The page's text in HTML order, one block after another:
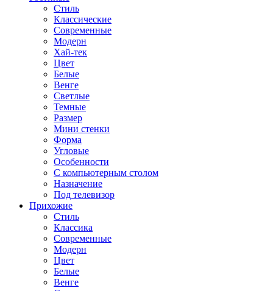
Стиль
Классические
Современные
Модерн
Хай-тек
Цвет
Белые
Венге
Светлые
Темные
Размер
Мини стенки
Форма
Угловые
Особенности
С компьютерным столом
Назначение
Под телевизор
Прихожие
Стиль
Классика
Современные
Модерн
Цвет
Белые
Венге